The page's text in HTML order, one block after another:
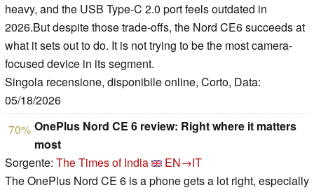
heavy, and the USB Type-C 2.0 port feels outdated in
2026.But despite those trade-offs, the Nord CE6 succeeds at
what it sets out to do. It is not trying to be the most camera-
focused device in its segment.
Singola recensione, disponibile online, Corto, Data:
05/18/2026
70% OnePlus Nord CE 6 review: Right where it matters
most
Sorgente: The Times of India
EN→IT
The OnePlus Nord CE 6 is a phone gets a lot right, especially